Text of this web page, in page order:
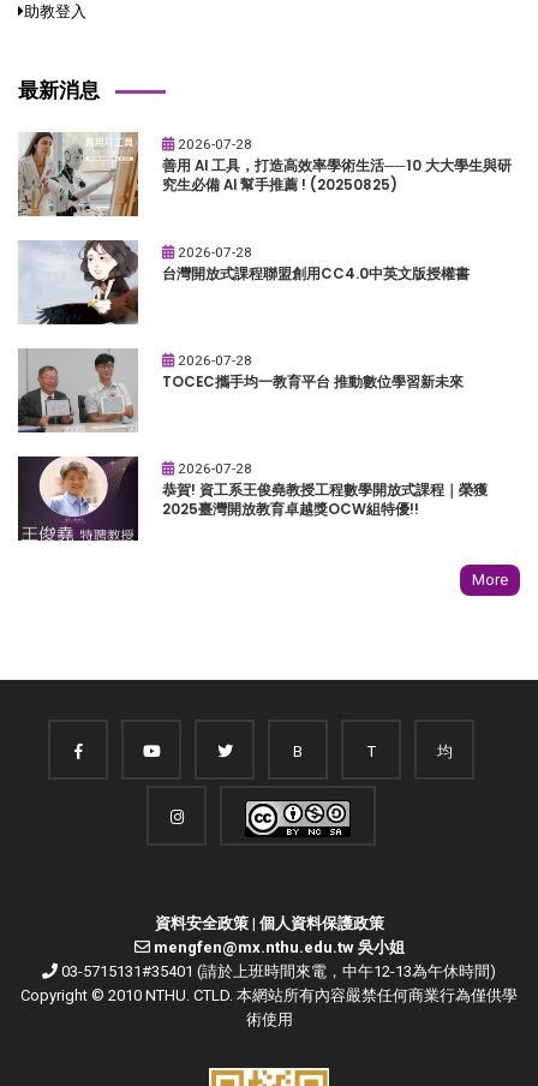
助教登入
最新消息
2026-07-28
善用 AI 工具，打造高效率學術生活──10 大大學生與研
究生必備 AI 幫手推薦 ! (20250825)
2026-07-28
台灣開放式課程聯盟創用CC4.0中英文版授權書
2026-07-28
TOCEC攜手均一教育平台 推動數位學習新未來
2026-07-28
恭賀! 資工系王俊堯教授工程數學開放式課程｜榮獲
2025臺灣開放教育卓越獎OCW組特優!!
More
B T 均
資料安全政策| 個人資料保護政策
mengfen@mx.nthu.edu.tw 吳小姐
03-5715131#35401 (請於上班時間來電，中午12-13為午休時間)
Copyright © 2010 NTHU. CTLD. 本網站所有內容嚴禁任何商業行為僅供學
術使用